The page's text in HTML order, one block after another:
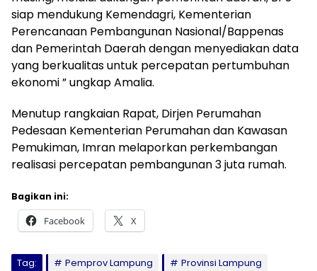
siap mendukung Kemendagri, Kementerian
Perencanaan Pembangunan Nasional/Bappenas
dan Pemerintah Daerah dengan menyediakan data
yang berkualitas untuk percepatan pertumbuhan
ekonomi ” ungkap Amalia.
Menutup rangkaian Rapat, Dirjen Perumahan
Pedesaan Kementerian Perumahan dan Kawasan
Pemukiman, Imran melaporkan perkembangan
realisasi percepatan pembangunan 3 juta rumah.
Bagikan ini:
Facebook X
Tag: Pemprov Lampung
Provinsi Lampung